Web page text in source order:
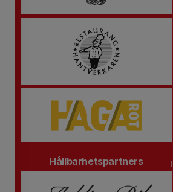
Hållbarhetspartners